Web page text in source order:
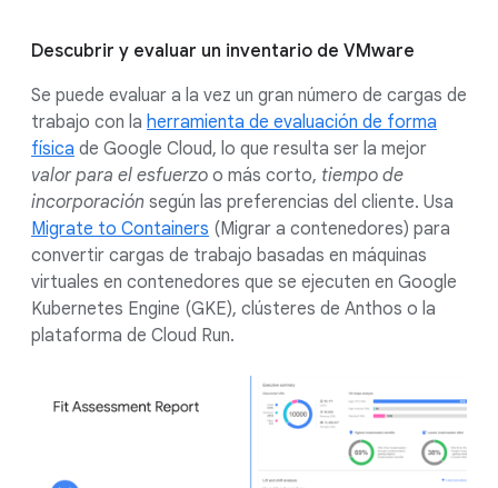
Descubrir y evaluar un inventario de VMware
Se puede evaluar a la vez un gran número de cargas de
trabajo con la herramienta de evaluación de forma
física de Google Cloud, lo que resulta ser la mejor
valor para el esfuerzo o más corto, tiempo de
incorporación según las preferencias del cliente. Usa
Migrate to Containers (Migrar a contenedores) para
convertir cargas de trabajo basadas en máquinas
virtuales en contenedores que se ejecuten en Google
Kubernetes Engine (GKE), clústeres de Anthos o la
plataforma de Cloud Run.